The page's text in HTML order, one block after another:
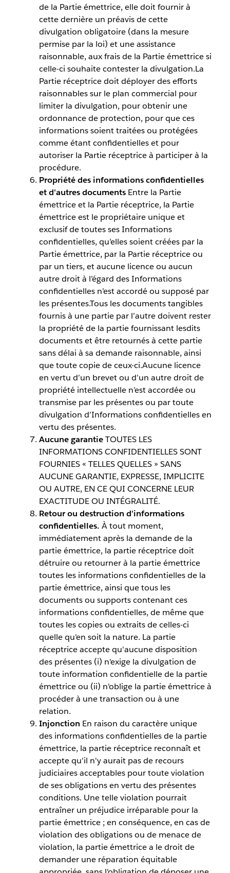
de la Partie émettrice, elle doit fournir à
cette dernière un préavis de cette
divulgation obligatoire (dans la mesure
permise par la loi) et une assistance
raisonnable, aux frais de la Partie émettrice si
celle-ci souhaite contester la divulgation.La
Partie réceptrice doit déployer des efforts
raisonnables sur le plan commercial pour
limiter la divulgation, pour obtenir une
ordonnance de protection, pour que ces
informations soient traitées ou protégées
comme étant confidentielles et pour
autoriser la Partie réceptrice à participer à la
procédure.
Propriété des informations confidentielles
et d'autres documents Entre la Partie
émettrice et la Partie réceptrice, la Partie
émettrice est le propriétaire unique et
exclusif de toutes ses Informations
confidentielles, qu’elles soient créées par la
Partie émettrice, par la Partie réceptrice ou
par un tiers, et aucune licence ou aucun
autre droit à l’égard des Informations
confidentielles n’est accordé ou supposé par
les présentes.Tous les documents tangibles
fournis à une partie par l’autre doivent rester
la propriété de la partie fournissant lesdits
documents et être retournés à cette partie
sans délai à sa demande raisonnable, ainsi
que toute copie de ceux-ci.Aucune licence
en vertu d’un brevet ou d’un autre droit de
propriété intellectuelle n’est accordée ou
transmise par les présentes ou par toute
divulgation d’Informations confidentielles en
vertu des présentes.
Aucune garantieTOUTES LES
INFORMATIONS CONFIDENTIELLES SONT
FOURNIES « TELLES QUELLES » SANS
AUCUNE GARANTIE, EXPRESSE, IMPLICITE
OU AUTRE, EN CE QUI CONCERNE LEUR
EXACTITUDE OU INTÉGRALITÉ.
Retour ou destruction d'informations
confidentielles. À tout moment,
immédiatement après la demande de la
partie émettrice, la partie réceptrice doit
détruire ou retourner à la partie émettrice
toutes les informations confidentielles de la
partie émettrice, ainsi que tous les
documents ou supports contenant ces
informations confidentielles, de même que
toutes les copies ou extraits de celles-ci
quelle qu'en soit la nature. La partie
réceptrice accepte qu'aucune disposition
des présentes (i) n'exige la divulgation de
toute information confidentielle de la partie
émettrice ou (ii) n'oblige la partie émettrice à
procéder à une transaction ou à une
relation.
Injonction En raison du caractère unique
des informations confidentielles de la partie
émettrice, la partie réceptrice reconnaît et
accepte qu'il n'y aurait pas de recours
judiciaires acceptables pour toute violation
de ses obligations en vertu des présentes
conditions. Une telle violation pourrait
entraîner un préjudice irréparable pour la
partie émettrice ; en conséquence, en cas de
violation des obligations ou de menace de
violation, la partie émettrice a le droit de
demander une réparation équitable